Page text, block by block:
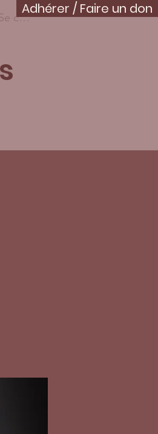
Adhérer / Faire un don
Se connecter